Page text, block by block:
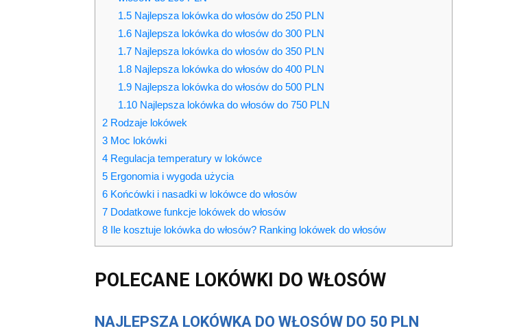
1.5Najlepsza lokówka do włosów do 250 PLN
1.6Najlepsza lokówka do włosów do 300 PLN
1.7Najlepsza lokówka do włosów do 350 PLN
1.8Najlepsza lokówka do włosów do 400 PLN
1.9Najlepsza lokówka do włosów do 500 PLN
1.10Najlepsza lokówka do włosów do 750 PLN
2 Rodzaje lokówek
3 Moc lokówki
4 Regulacja temperatury w lokówce
5 Ergonomia i wygoda użycia
6 Końcówki i nasadki w lokówce do włosów
7 Dodatkowe funkcje lokówek do włosów
8 Ile kosztuje lokówka do włosów? Ranking lokówek do włosów
POLECANE LOKÓWKI DO WŁOSÓW
NAJLEPSZA LOKÓWKA DO WŁOSÓW DO 50 PLN